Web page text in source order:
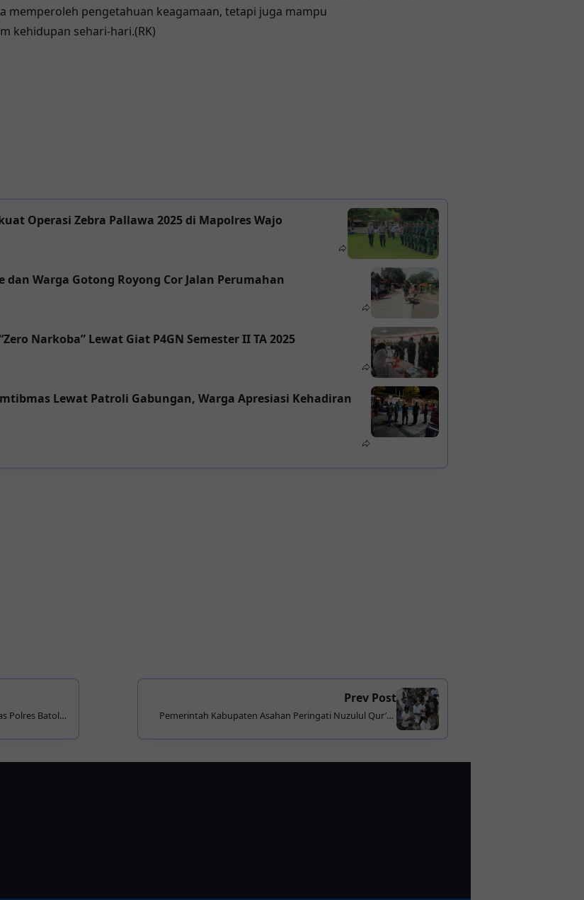
memperoleh pengetahuan keagamaan, tetapi juga mampu
kehidupan sehari-hari.(RK)
Operasi Zebra Pallawa 2025 di Mapolres Wajo
Warga Gotong Royong Cor Jalan Perumahan
Narkoba” Lewat Giat P4GN Semester II TA 2025
Lewat Patroli Gabungan, Warga Apresiasi Kehadiran
Polres Batola
Prev Post
Pemerintah Kabupaten Asahan Peringati Nuzulul Qur’an